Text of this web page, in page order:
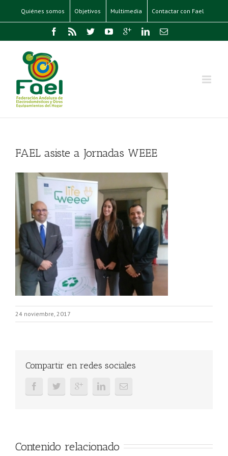
Quiénes somos Objetivos Multimedia Contactar con Fael
FAEL asiste a Jornadas WEEE
24 noviembre, 2017
Compartir en redes sociales
Contenido relacionado